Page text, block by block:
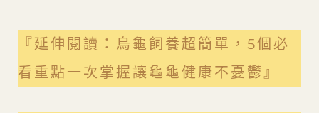
『延伸閱讀：烏龜飼養超簡單，5個必
看重點一次掌握讓龜龜健康不憂鬱』